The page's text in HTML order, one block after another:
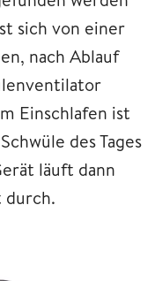
sich von einer
nach Ablauf
Einschlafen ist
des Tages
läuft dann
durch.